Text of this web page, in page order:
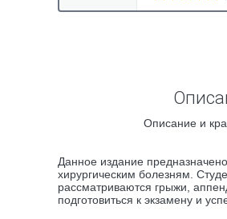
Описание и
Данное издание
хирургическим болезням.
рассматриваются грыжи,
подготовиться к экзамену и